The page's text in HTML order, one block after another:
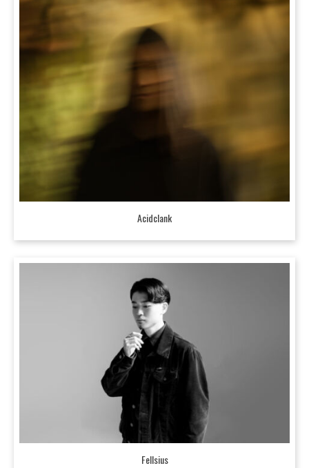
Acidclank
Fellsius